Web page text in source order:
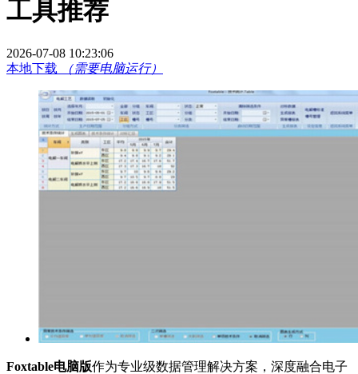
工具推荐
2026-07-08 10:23:06
本地下载
（需要电脑运行）
Foxtable电脑版作为专业级数据管理解决方案，深度融合电子